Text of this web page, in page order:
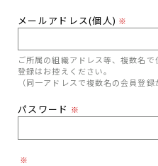
メールアドレス(個人) ※
ご所属の組織アドレス等、複数名
登録はお控えください。
（同一アドレスで複数名の会員登録
パスワード ※
※